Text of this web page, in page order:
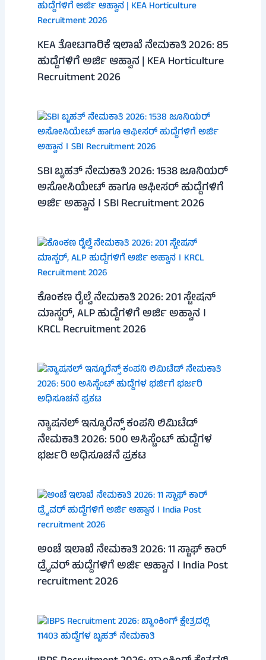
KEA ತೋಟಗಾರಿಕೆ ಇಲಾಖೆ ನೇಮಕಾತಿ 2026: 85
ಹುದ್ದೆಗಳಿಗೆ ಅರ್ಜಿ ಆಹ್ವಾನ | KEA Horticulture
Recruitment 2026
SBI ಬೃಹತ್ ನೇಮಕಾತಿ 2026: 1538 ಜೂನಿಯರ್
ಅಸೋಸಿಯೇಟ್ ಹಾಗೂ ಆಫೀಸರ್ ಹುದ್ದೆಗಳಿಗೆ
ಅರ್ಜಿ ಅಹ್ವಾನ । SBI Recruitment 2026
ಕೊಂಕಣ ರೈಲ್ವೆ ನೇಮಕಾತಿ 2026: 201 ಸ್ಟೇಷನ್
ಮಾಸ್ಟರ್, ALP ಹುದ್ದೆಗಳಿಗೆ ಅರ್ಜಿ ಅಹ್ವಾನ ।
KRCL Recruitment 2026
ನ್ಯಾಷನಲ್ ಇನ್ಶೂರೆನ್ಸ್ ಕಂಪನಿ ಲಿಮಿಟೆಡ್
ನೇಮಕಾತಿ 2026: 500 ಅಸಿಸ್ಟೆಂಟ್ ಹುದ್ದೆಗಳ
ಭರ್ಜರಿ ಅಧಿಸೂಚನೆ ಪ್ರಕಟ
ಅಂಚೆ ಇಲಾಖೆ ನೇಮಕಾತಿ 2026: 11 ಸ್ಟಾಫ್ ಕಾರ್
ಡ್ರೈವರ್ ಹುದ್ದೆಗಳಿಗೆ ಅರ್ಜಿ ಆಹ್ವಾನ । India Post
recruitment 2026